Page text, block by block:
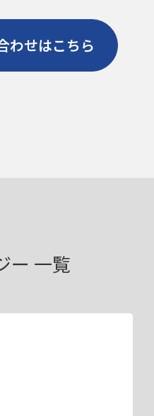
わせはこちら
ー 一覧